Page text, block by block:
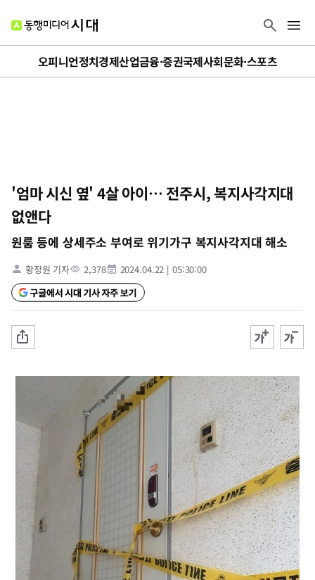
오피니언정치경제산업금융·증권국제사회문화·스포츠
'엄마 시신 옆' 4살 아이… 전주시, 복지사각지대
없앤다
원룸 등에 상세주소 부여로 위기가구 복지사각지대 해소
황정원 기자 2,378 2024.04.22 | 05:30:00